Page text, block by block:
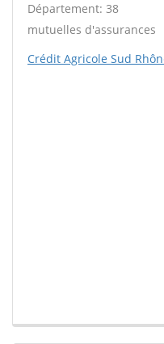
Département: 38
mutuelles d'assurances
Crédit Agricole Sud